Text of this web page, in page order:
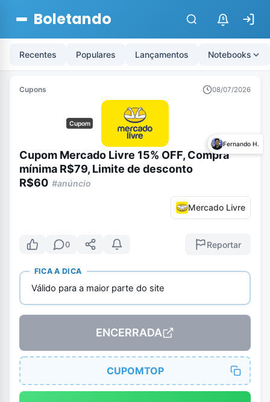
Boletando $
Recentes Populares Lançamentos Notebooks
Cupons 08/07/2026
Cupom
Fernando H.
Cupom Mercado Livre 15% OFF, Compra
mínima R$79, Limite de desconto
R$60 #anúncio
Mercado Livre
0 Reportar
FICA A DICA
Válido para a maior parte do site
ENCERRADA
CUPOMTOP